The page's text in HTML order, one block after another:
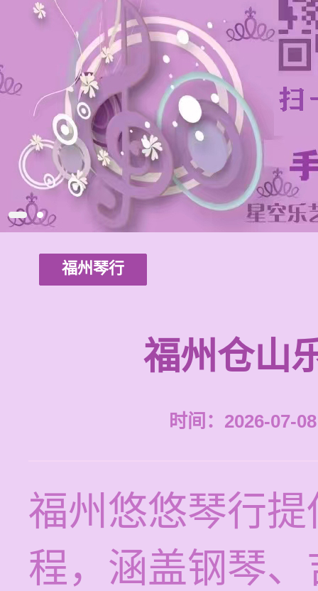
福州琴行
福州仓山
时间：2026-07-
福州悠悠琴行
程，涵盖钢琴